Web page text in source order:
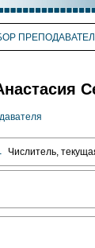
Числитель,